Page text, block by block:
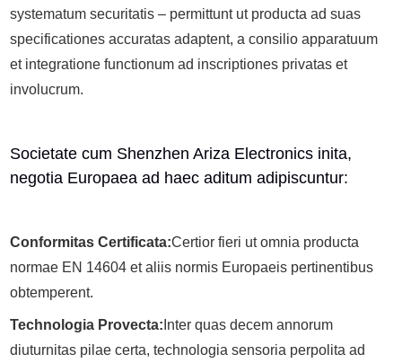
systematum securitatis – permittunt ut producta ad suas
specificationes accuratas adaptent, a consilio apparatuum
et integratione functionum ad inscriptiones privatas et
involucrum.
Societate cum Shenzhen Ariza Electronics inita,
negotia Europaea ad haec aditum adipiscuntur:
Conformitas Certificata:Certior fieri ut omnia producta
normae EN 14604 et aliis normis Europaeis pertinentibus
obtemperent.
Technologia Provecta: Inter quas decem annorum
diuturnitas pilae certa, technologia sensoria perpolita ad